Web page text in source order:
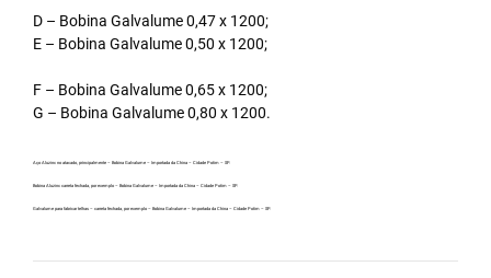
D – Bobina Galvalume 0,47 x 1200;
E – Bobina Galvalume 0,50 x 1200;
F – Bobina Galvalume 0,65 x 1200;
G – Bobina Galvalume 0,80 x 1200.
Aço Aluzinc no atacado, principalmente – Bobina Galvalume – Importada da China – Cidade Potim – SP.
Bobina Aluzinc carreta fechada, por exemplo – Bobina Galvalume – Importada da China – Cidade Potim – SP.
Galvalume para fabricar telhas – carreta fechada, por exemplo – Bobina Galvalume – Importada da China – Cidade Potim – SP.